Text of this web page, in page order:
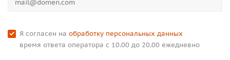
Я согласен на обработку персональных данных
время ответа оператора с 10.00 до 20.00 ежедневно